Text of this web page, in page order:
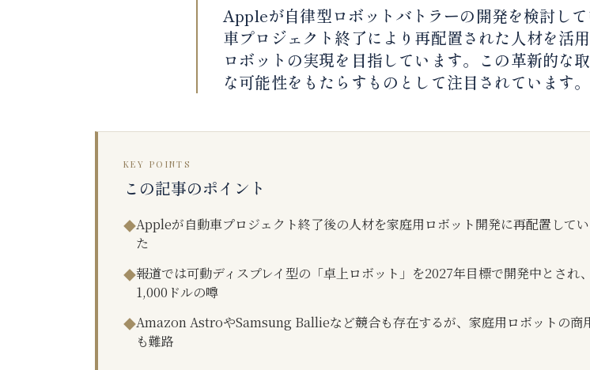
Appleが自律型ロボットバトラーの開発を検討し
車プロジェクト終了により再配置された人材を活
ロボットの実現を目指しています。この革新的な
な可能性をもたらすものとして注目されています。
KEY POINTS
この記事のポイント
◆Appleが自動車プロジェクト終了後の人材を家庭用ロボット開発に再配置して
た
◆報道では可動ディスプレイ型の「卓上ロボット」を2027年目標で開発中とされ
1,000ドルの噂
◆Amazon AstroやSamsung Ballieなど競合も存在するが、家庭用ロボットの商
も難路